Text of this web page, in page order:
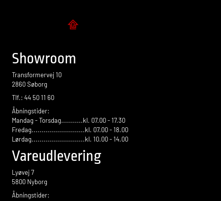
Showroom
Transformervej 10
2860 Søborg
Tlf.: 44 50 11 60
Åbningstider:
Mandag - Torsdag...........kl. 07.00 - 17.30
Fredag...........................kl. 07.00 - 18.00
Lørdag...........................kl. 10.00 - 14.00
Vareudlevering
Lyøvej 7
5800 Nyborg
Åbningstider: